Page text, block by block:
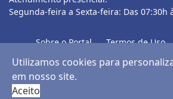
Segunda-feira a Sexta-feira: Das 07:30h
Sobre o Portal Termos de Uso
© 2026 Câmara Municipal. Todos os
Utilizamos cookies para
em nosso site.
Aceito